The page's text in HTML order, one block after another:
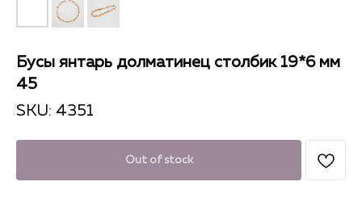
Бусы янтарь долматинец столбик 19*6 мм
45
SKU: 4351
Out of stock